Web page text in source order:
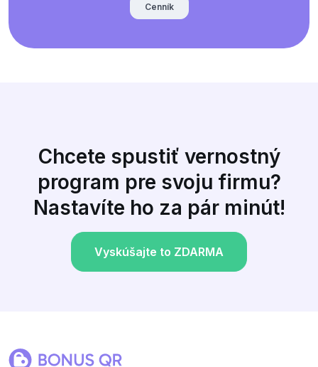
Cenník
Chcete spustiť vernostný
program pre svoju firmu?
Nastavíte ho za pár minút!
Vyskúšajte to ZDARMA